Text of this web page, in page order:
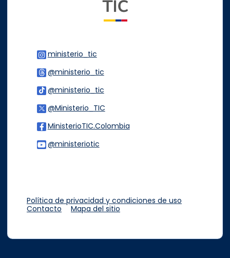
ministerio_tic
@ministerio_tic
@ministerio_tic
@Ministerio_TIC
MinisterioTIC.Colombia
@ministeriotic
Política de privacidad y condiciones de uso
Contacto
Mapa del sitio